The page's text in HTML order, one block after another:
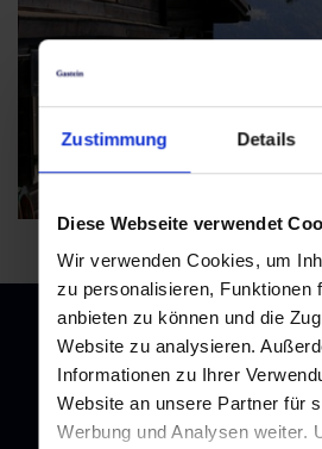
Zustimmung Details
Diese Webseite verwendet
Wir verwenden Cookies, um
zu personalisieren, Funktionen
anbieten zu können und die
Website zu analysieren.
Informationen zu Ihrer
Website an unsere Partner für
Werbung und Analysen weiter.